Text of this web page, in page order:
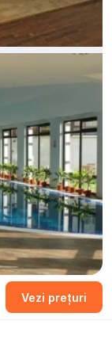
Vezi prețuri